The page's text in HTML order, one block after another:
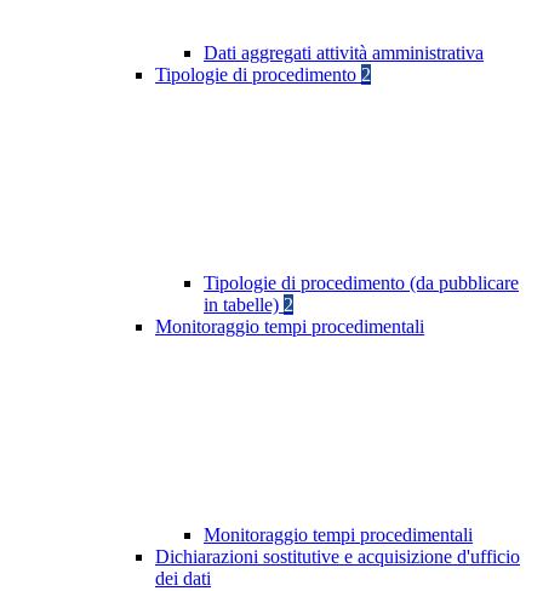
Dati aggregati attività amministrativa
Tipologie di procedimento 2
Tipologie di procedimento (da pubblicare
in tabelle) 2
Monitoraggio tempi procedimentali
Monitoraggio tempi procedimentali
Dichiarazioni sostitutive e acquisizione d'ufficio
dei dati